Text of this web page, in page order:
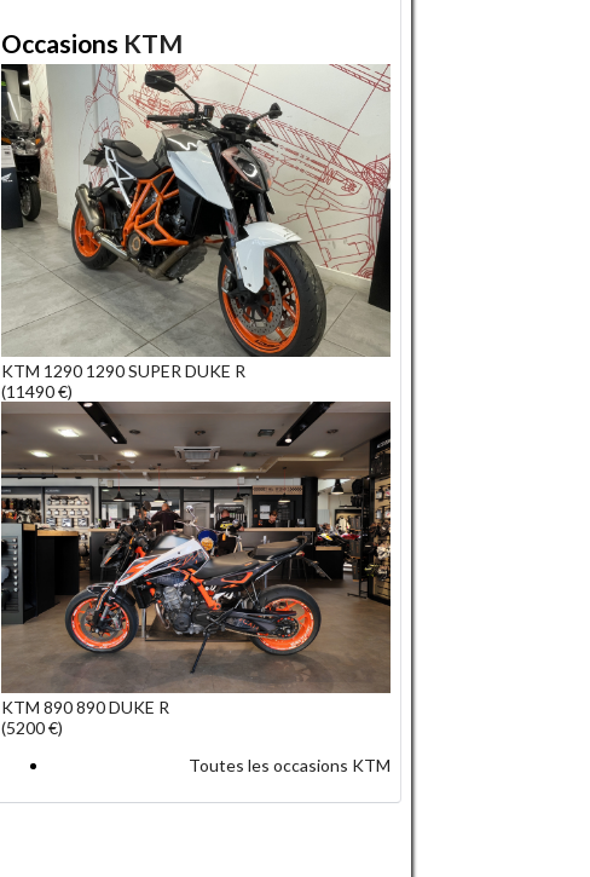
Occasions KTM
KTM 1290 1290 SUPER DUKE R
(11490 €)
KTM 890 890 DUKE R
(5200 €)
Toutes les occasions KTM